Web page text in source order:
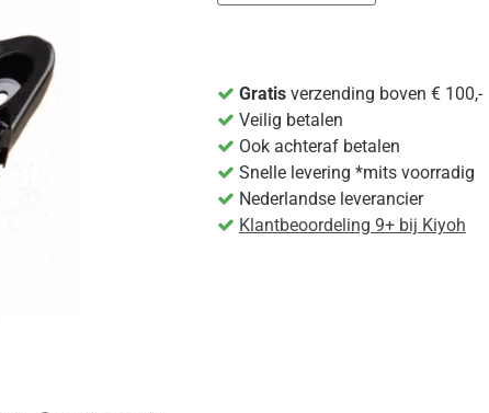
Gratisverzending boven € 100,-
Veilig betalen
Ook achteraf betalen
Snelle levering *mits voorradig
Nederlandse leverancier
Klantbeoordeling 9+ bij Kiyoh